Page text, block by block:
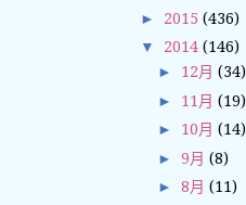
► 2015 (436)
▼ 2014 (146)
► 12月(34)
► 11月(19)
► 10月(14)
►9月(8)
►8月(11)